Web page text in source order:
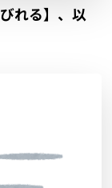
れる】、以